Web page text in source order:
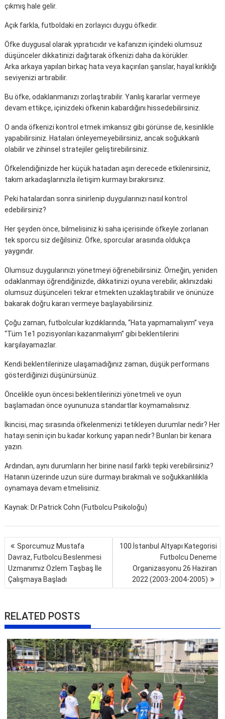
çıkmış hale gelir.
Açık farkla, futboldaki en zorlayıcı duygu öfkedir.
Öfke duygusal olarak yıpratıcıdır ve kafanızın içindeki olumsuz
düşünceler dikkatinizi dağıtarak öfkenizi daha da körükler.
Arka arkaya yapılan birkaç hata veya kaçırılan şanslar, hayal kırıklığı
seviyenizi artırabilir.
Bu öfke, odaklanmanızı zorlaştırabilir. Yanlış kararlar vermeye
devam ettikçe, içinizdeki öfkenin kabardığını hissedebilirsiniz.
O anda öfkenizi kontrol etmek imkansız gibi görünse de, kesinlikle
yapabilirsiniz. Hataları önleyemeyebilirsiniz, ancak soğukkanlı
olabilir ve zihinsel stratejiler geliştirebilirsiniz.
Öfkelendiğinizde her küçük hatadan aşırı derecede etkilenirsiniz,
takım arkadaşlarınızla iletişim kurmayı bırakırsınız.
Peki hatalardan sonra sinirlenip duygularınızı nasıl kontrol
edebilirsiniz?
Her şeyden önce, bilmelisiniz ki saha içerisinde öfkeyle zorlanan
tek sporcu siz değilsiniz. Öfke, sporcular arasında oldukça
yaygındır.
Olumsuz duygularınızı yönetmeyi öğrenebilirsiniz. Örneğin, yeniden
odaklanmayı öğrendiğinizde, dikkatinizi oyuna verebilir, aklınızdaki
olumsuz düşünceleri tekrar etmekten uzaklaştırabilir ve önünüze
bakarak doğru kararı vermeye başlayabilirsiniz.
Çoğu zaman, futbolcular kızdıklarında, “Hata yapmamalıyım” veya
“Tüm 1e1 pozisyonları kazanmalıyım” gibi beklentilerini
karşılayamazlar.
Kendi beklentilerinize ulaşamadığınız zaman, düşük performans
gösterdiğinizi düşünürsünüz.
Öncelikle oyun öncesi beklentilerinizi yönetmeli ve oyun
başlamadan önce oyununuza standartlar koymamalısınız.
İkincisi, maç sırasında öfkelenmenizi tetikleyen durumlar nedir? Her
hatayı senin için bu kadar korkunç yapan nedir? Bunları bir kenara
yazın.
Ardından, aynı durumların her birine nasıl farklı tepki verebilirsiniz?
Hatanın üzerinde uzun süre durmayı bırakmalı ve soğukkanlılıkla
oynamaya devam etmelisiniz.
Kaynak: Dr.Patrick Cohn (Futbolcu Psikoloğu)
Yazı
gezinmesi
Sporcumuz Mustafa
Davraz, Futbolcu Beslenmesi
Uzmanımız Özlem Taşbaş İle
Çalışmaya Başladı
100.İstanbul Altyapı Kategorisi
Futbolcu Deneme
Organizasyonu 26 Haziran
2022 (2003-2004-2005)
RELATED POSTS